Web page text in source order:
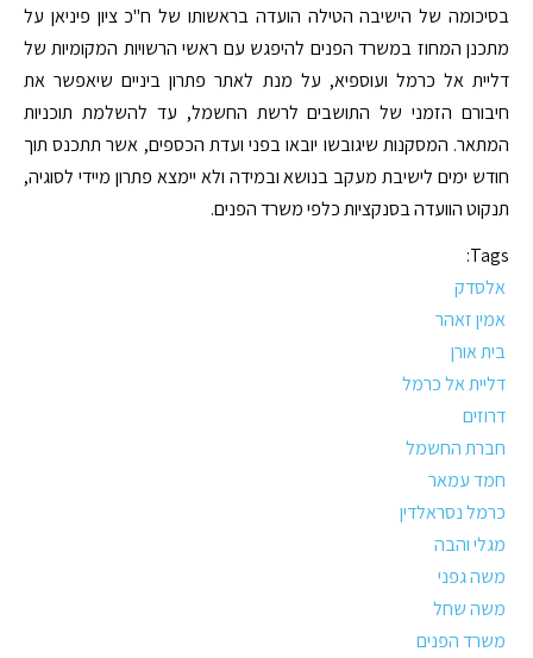
בסיכומה של הישיבה הטילה הועדה בראשותו של ח"כ ציון פיניאן על
מתכנן המחוז במשרד הפנים להיפגש עם ראשי הרשויות המקומיות של
דליית אל כרמל ועוספיא, על מנת לאתר פתרון ביניים שיאפשר את
חיבורם הזמני של התושבים לרשת החשמל, עד להשלמת תוכניות
המתאר. המסקנות שיגובשו יובאו בפני ועדת הכספים, אשר תתכנס תוך
חודש ימים לישיבת מעקב בנושא ובמידה ולא יימצא פתרון מיידי לסוגיה,
תנקוט הוועדה בסנקציות כלפי משרד הפנים.
Tags:
אלסדק
אמין זאהר
בית אורן
דליית אל כרמל
דרוזים
חברת החשמל
חמד עמאר
כרמל נסראלדין
מגלי והבה
משה גפני
משה שחל
משרד הפנים